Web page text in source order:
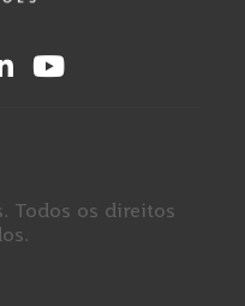
Todos os direitos